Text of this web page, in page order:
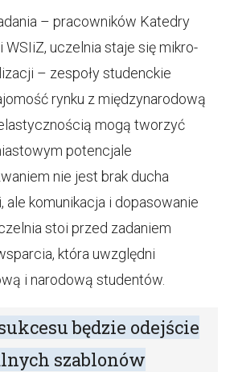
– pracowników Katedry
uczelnia staje się mikro-
– zespoły studenckie
rynku z międzynarodową
mogą tworzyć
potencjale
nie jest brak ducha
komunikacja i dopasowanie
stoi przed zadaniem
która uwzględni
i narodową studentów.
będzie odejście
szablonów